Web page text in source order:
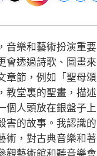
樂和藝術扮演重要
會透過詩歌、圖畫
章節，例如「聖母
教堂裏的聖畫，描
個人頭放在銀盤子
害的故事。我認識
術，對古典音樂和